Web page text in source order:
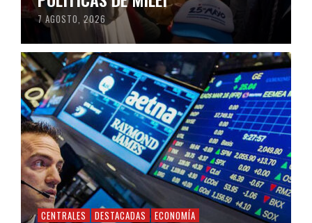
7 AGOSTO, 2026
CENTRALES DESTACADAS ECONOMÍA